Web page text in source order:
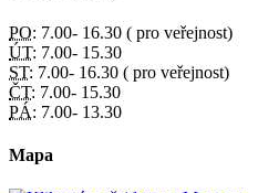
PO: 7.00- 16.30 ( pro veřejnost)
ÚT: 7.00- 15.30
ST: 7.00- 16.30 ( pro veřejnost)
ČT: 7.00- 15.30
PÁ: 7.00- 13.30
Mapa